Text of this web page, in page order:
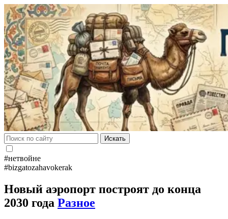
Искать
#нетвойне
#bizgatozahavokerak
Новый аэропорт построят до конца
2030 года Разное